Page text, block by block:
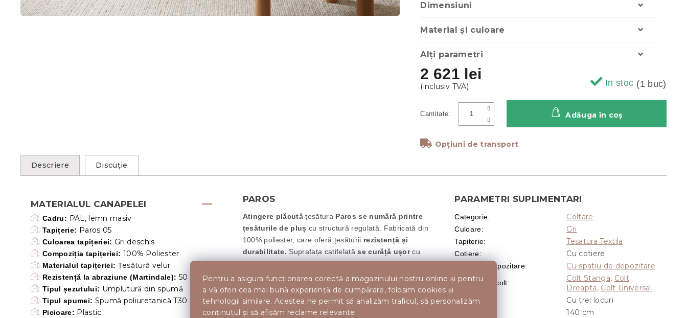
Pentru a asigura funcționarea corectă a magazinului nostru online și pentru
a vă oferi cea mai bună experiență de cumpărare, folosim cookies și
tehnologii similare. Acestea ne permit să analizăm traficul, să personalizăm
conținutul și să afișăm reclame relevante.
2 621 lei
In stoc (1 buc)
Opțiuni de transport
Adăuga în coş
Dimensiuni
Material și culoare
Alți parametri
Descriere Discuţie
MATERIALUL CANAPELEI
Cadru: PAL, lemn masiv
Tapițerie: Paros 05
Culoarea tapițeriei: Gri deschis
Compoziția tapițeriei: 100% Poliester
Materialul tapițeriei: Țesătură velur
Rezistență la abraziune (Martindale): 50 000
Tipul șezutului: Umplutură din spumă
Tipul spumei: Spumă poliuretanică T30
Picioare: Plastic
PAROS
Atingere plăcută țesătura Paros se numără printre
țesăturile de pluș cu structură regulată . Fabricată din
100% poliester, care oferă țesăturii rezistență și
durabilitate. Suprafața catifelatăse curăță ușorcu
produse speciale pentru mobilier tapițat. Datorită
caracteristicilor sale funcționale, este folosită ca țesătură
pentru scaune , paturi tapițate sau colțare. O caracteristică
importantă a țesăturilor utilizate este rezistența și
rezistența lor la abraziune, așa-numitul
PARAMETRI SUPLIMENTARI
Categorie: Coltare
Culoare: Gri
Tapiterie: Tesatura Textila
Cotiere: Cu cotiere
Spatiu de depozitare: Cu spatiu de depozitare
Varianta de colt: Colt Stanga, Colt
Dreapta, Colt Universal
Marime Cu trei locuri
140 cm